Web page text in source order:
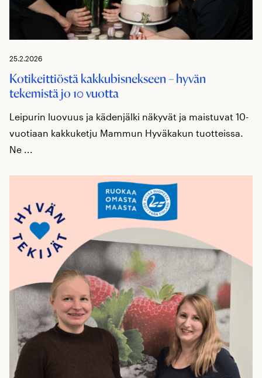
25.2.2026
Kotikeittiöstä kakkubisnekseen – hyvän
tekemistä jo 10 vuotta
Leipurin luovuus ja kädenjälki näkyvät ja maistuvat 10-
vuotiaan kakkuketju Mammun Hyväkakun tuotteissa.
Ne ...